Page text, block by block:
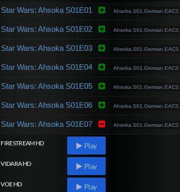
Star Wars: Ahsoka S01E01
Star Wars: Ahsoka S01E02
Star Wars: Ahsoka S01E03
Star Wars: Ahsoka S01E04
Star Wars: Ahsoka S01E05
Star Wars: Ahsoka S01E06
Star Wars: Ahsoka S01E07
FIRESTREAM HD Play
VIDARA HD Play
VOE HD Play